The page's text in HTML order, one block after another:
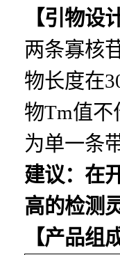
【引物设
两条寡核
物长度在
物Tm值
为单一条
建议：在
高的检测
【产品组